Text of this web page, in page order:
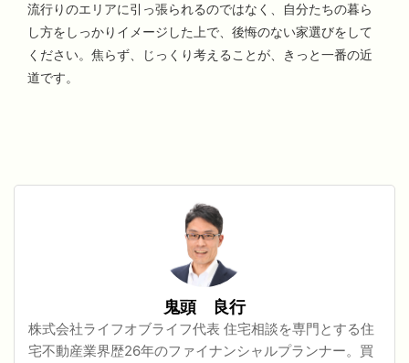
流行りのエリアに引っ張られるのではなく、自分たちの暮ら
し方をしっかりイメージした上で、後悔のない家選びをして
ください。焦らず、じっくり考えることが、きっと一番の近
道です。
鬼頭 良行
株式会社ライフオブライフ代表 住宅相談を専門とする住
宅不動産業界歴26年のファイナンシャルプランナー。買